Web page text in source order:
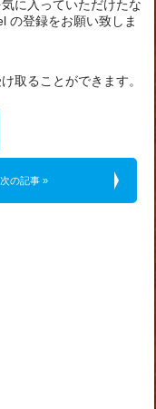
に入っていただけたな
の登録をお願い致しま
取ることができます。
次の記事 »